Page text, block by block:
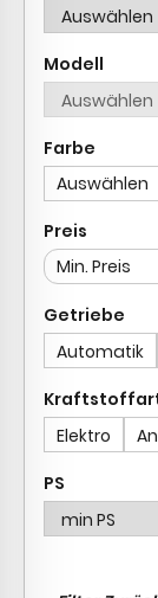
Farbe
Auswählen
Preis
Min. Preis
Getriebe
Automatik
Kraftstoffart
Elektro
PS
Filter